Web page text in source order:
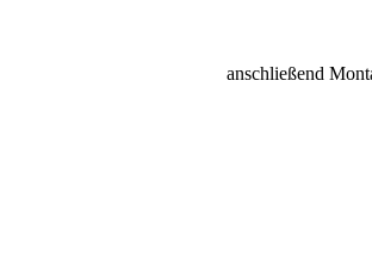
anschließend